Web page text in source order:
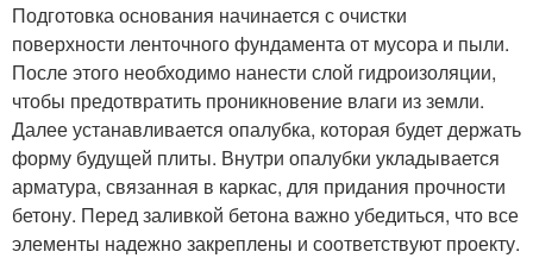
Подготовка основания начинается с очистки
поверхности ленточного фундамента от мусора и пыли.
После этого необходимо нанести слой гидроизоляции,
чтобы предотвратить проникновение влаги из земли.
Далее устанавливается опалубка, которая будет держать
форму будущей плиты. Внутри опалубки укладывается
арматура, связанная в каркас, для придания прочности
бетону. Перед заливкой бетона важно убедиться, что все
элементы надежно закреплены и соответствуют проекту.